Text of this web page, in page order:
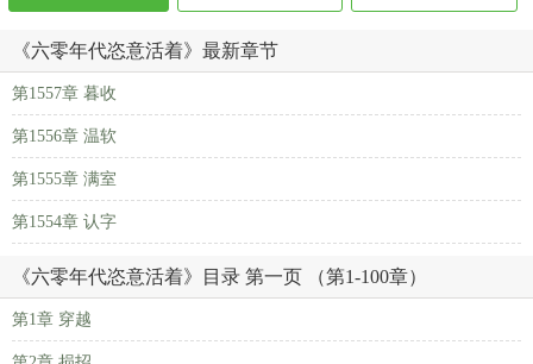
《六零年代恣意活着》最新章节
第1557章 暮收
第1556章 温软
第1555章 满室
第1554章 认字
《六零年代恣意活着》目录 第一页 （第1-100章）
第1章 穿越